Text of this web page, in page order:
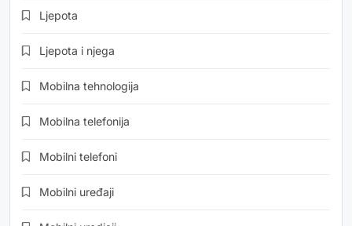
Ljepota
Ljepota i njega
Mobilna tehnologija
Mobilna telefonija
Mobilni telefoni
Mobilni uređaji